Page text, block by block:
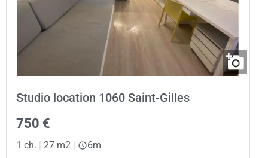
Studio location 1060 Saint-Gilles
750 €
1 ch. | 27 m2 | 6m